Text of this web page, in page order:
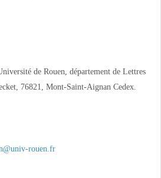
de Rouen, département de Lettres
76821, Mont-Saint-Aignan Cedex.
rouen.fr